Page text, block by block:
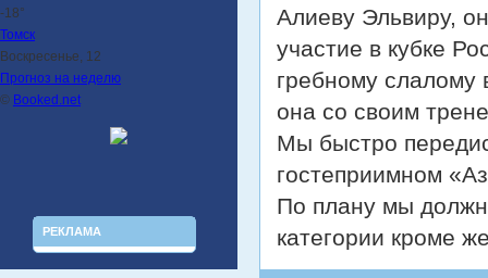
-18°
Томск
Воскресенье, 12
Прогноз на неделю
© Booked.net
РЕКЛАМА
Алиеву Эльвиру,
участие в кубке
гребному слалому
она со своим
Мы быстро
гостеприимном
По плану мы
категории кроме